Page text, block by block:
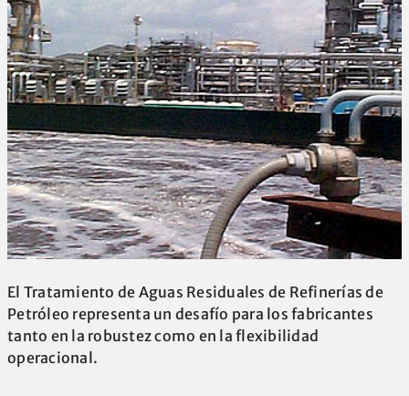
El Tratamiento de Aguas Residuales de Refinerías de
Petróleo representa un desafío para los fabricantes
tanto en la robustez como en la flexibilidad
operacional.